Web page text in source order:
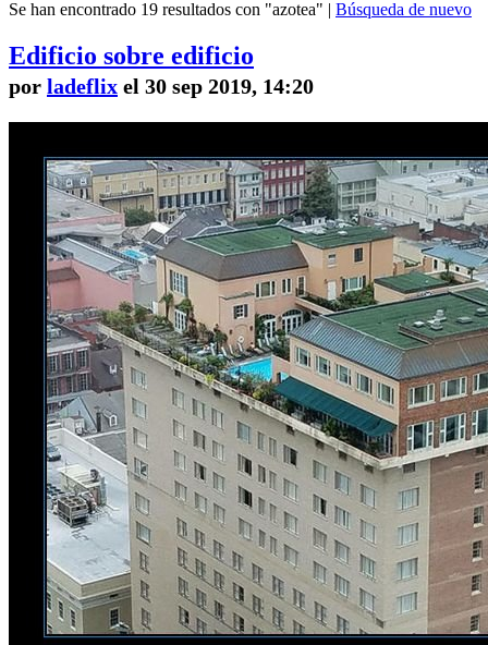
Se han encontrado 19 resultados con "azotea" | Búsqueda de nuevo
Edificio sobre edificio
por ladeflix el 30 sep 2019, 14:20